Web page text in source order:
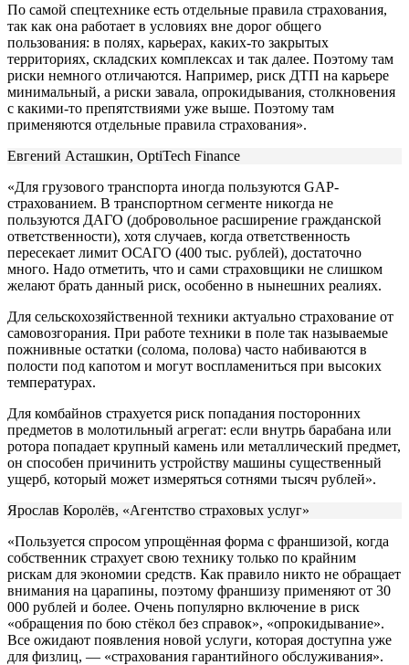
По самой спецтехнике есть отдельные правила страхования,
так как она работает в условиях вне дорог общего
пользования: в полях, карьерах, каких-то закрытых
территориях, складских комплексах и так далее. Поэтому там
риски немного отличаются. Например, риск ДТП на карьере
минимальный, а риски завала, опрокидывания, столкновения
с какими-то препятствиями уже выше. Поэтому там
применяются отдельные правила страхования».
Евгений Асташкин, OptiTech Finance
«Для грузового транспорта иногда пользуются GAP-
страхованием. В транспортном сегменте никогда не
пользуются ДАГО (добровольное расширение гражданской
ответственности), хотя случаев, когда ответственность
пересекает лимит ОСАГО (400 тыс. рублей), достаточно
много. Надо отметить, что и сами страховщики не слишком
желают брать данный риск, особенно в нынешних реалиях.
Для сельскохозяйственной техники актуально страхование от
самовозгорания. При работе техники в поле так называемые
пожнивные остатки (солома, полова) часто набиваются в
полости под капотом и могут воспламениться при высоких
температурах.
Для комбайнов страхуется риск попадания посторонних
предметов в молотильный агрегат: если внутрь барабана или
ротора попадает крупный камень или металлический предмет,
он способен причинить устройству машины существенный
ущерб, который может измеряться сотнями тысяч рублей».
Ярослав Королёв, «Агентство страховых услуг»
«Пользуется спросом упрощённая форма с франшизой, когда
собственник страхует свою технику только по крайним
рискам для экономии средств. Как правило никто не обращает
внимания на царапины, поэтому франшизу применяют от 30
000 рублей и более. Очень популярно включение в риск
«обращения по бою стёкол без справок», «опрокидывание».
Все ожидают появления новой услуги, которая доступна уже
для физлиц, — «страхования гарантийного обслуживания».